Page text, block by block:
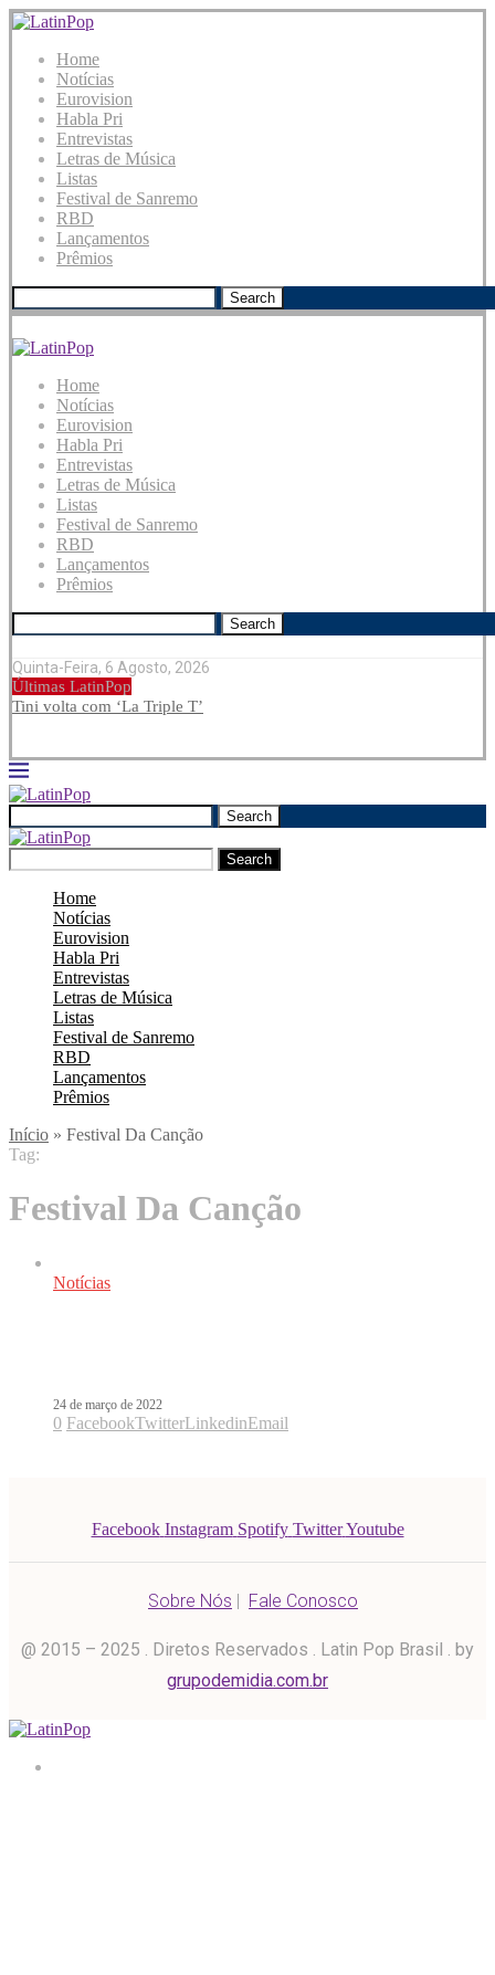
Home
Notícias
Eurovision
Habla Pri
Entrevistas
Letras de Música
Listas
Festival de Sanremo
RBD
Lançamentos
Prêmios
Search
Home
Notícias
Eurovision
Habla Pri
Entrevistas
Letras de Música
Listas
Festival de Sanremo
RBD
Lançamentos
Prêmios
Search
Quinta-Feira, 6 Agosto, 2026
Últimas LatinPop
Tini volta com ‘La Triple T’
Search
Search
Home
Notícias
Eurovision
Habla Pri
Entrevistas
Letras de Música
Listas
Festival de Sanremo
RBD
Lançamentos
Prêmios
Início » Festival Da Canção
Tag:
Festival Da Canção
Notícias
24 de março de 2022
0 FacebookTwitterLinkedinEmail
Facebook Instagram Spotify Twitter Youtube
Sobre Nós | Fale Conosco
@ 2015 – 2025 . Diretos Reservados . Latin Pop Brasil . by
grupodemidia.com.br